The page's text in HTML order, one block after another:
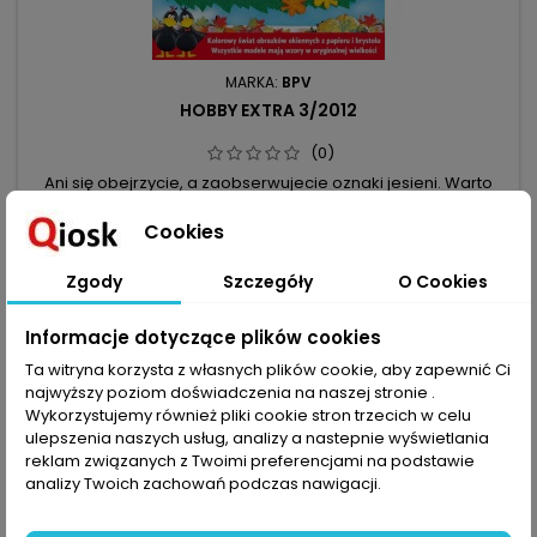
MARKA: BPV
HOBBY EXTRA 3/2012
(0)
Ani się obejrzycie, a zaobserwujecie oznaki jesieni. Warto
ciekawych pomysłów na dekoracje, które nie tylko złagodzą
smutek po odejściu lata, ale i pomogą odkryć i docenić
piękno polskiej, złotej jesieni! Wśród propozycji czekają na
Was uśmiechnięte strachy na wróble, skrzaty, kompozycje z
favorite_border
Cookies
Zgody Szczegóły O Cookies
Informacje dotyczące plików cookies
Ta witryna korzysta z własnych plików cookie, aby zapewnić Ci
najwyższy poziom doświadczenia na naszej stronie .
Wykorzystujemy również pliki cookie stron trzecich w celu
ulepszenia naszych usług, analizy a nastepnie wyświetlania
reklam związanych z Twoimi preferencjami na podstawie
analizy Twoich zachowań podczas nawigacji.